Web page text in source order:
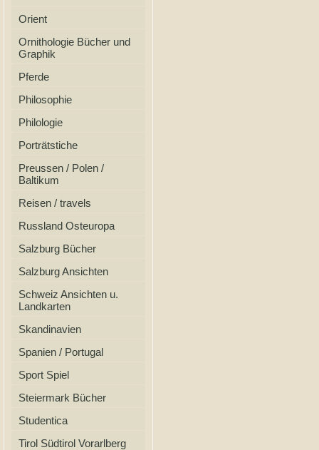
Orient
Ornithologie Bücher und
Graphik
Pferde
Philosophie
Philologie
Porträtstiche
Preussen / Polen /
Baltikum
Reisen / travels
Russland Osteuropa
Salzburg Bücher
Salzburg Ansichten
Schweiz Ansichten u.
Landkarten
Skandinavien
Spanien / Portugal
Sport Spiel
Steiermark Bücher
Studentica
Tirol Südtirol Vorarlberg